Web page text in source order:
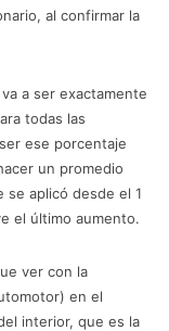
al confirmar la
a ser exactamente
todas las
ese porcentaje
un promedio
se aplicó desde el 1
el último aumento.
ver con la
en el
interior, que es la